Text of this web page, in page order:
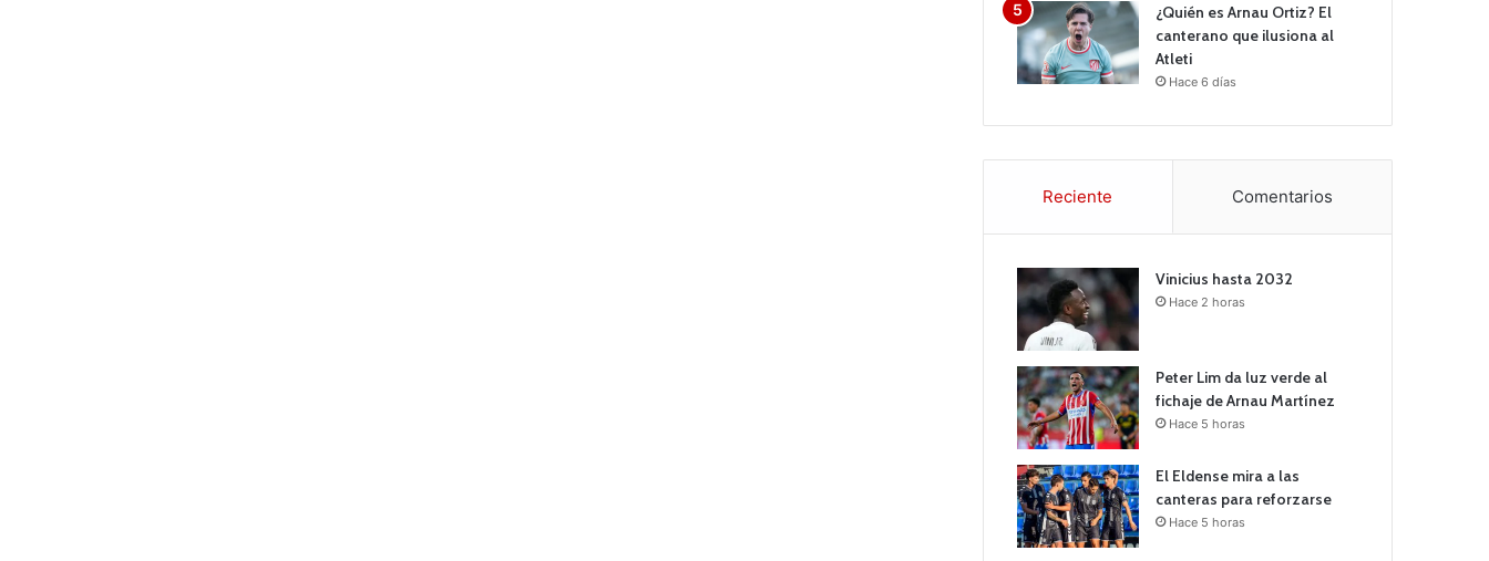
¿Quién es Arnau Ortiz? El
canterano que ilusiona al
Atleti
Hace 6 días
Reciente Comentarios
Vinicius hasta 2032
Hace 2 horas
Peter Lim da luz verde al
fichaje de Arnau Martínez
Hace 5 horas
El Eldense mira a las
canteras para reforzarse
Hace 5 horas